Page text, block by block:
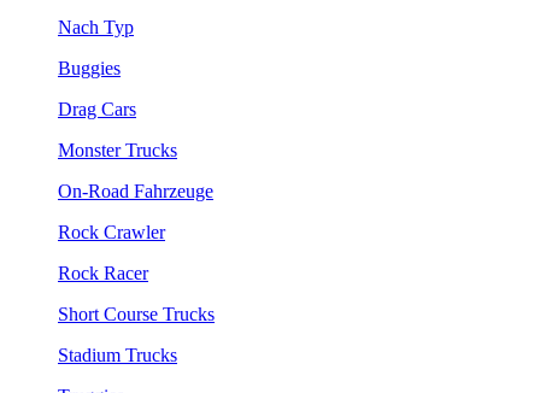
Nach Typ
Buggies
Drag Cars
Monster Trucks
On-Road Fahrzeuge
Rock Crawler
Rock Racer
Short Course Trucks
Stadium Trucks